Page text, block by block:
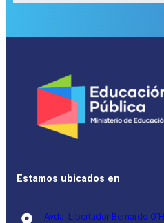
Estamos ubicados en
Avda. Libertador Bernardo